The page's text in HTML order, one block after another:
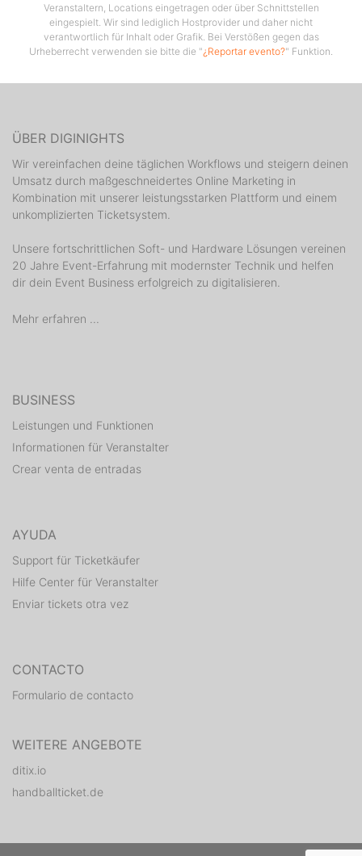
Veranstaltern, Locations eingetragen oder über Schnittstellen
eingespielt. Wir sind lediglich Hostprovider und daher nicht
verantwortlich für Inhalt oder Grafik. Bei Verstößen gegen das
Urheberrecht verwenden sie bitte die "¿Reportar evento?" Funktion.
ÜBER DIGINIGHTS
Wir vereinfachen deine täglichen Workflows und steigern deinen
Umsatz durch maßgeschneidertes Online Marketing in
Kombination mit unserer leistungsstarken Plattform und einem
unkomplizierten Ticketsystem.
Unsere fortschrittlichen Soft- und Hardware Lösungen vereinen
20 Jahre Event-Erfahrung mit modernster Technik und helfen
dir dein Event Business erfolgreich zu digitalisieren.
Mehr erfahren ...
BUSINESS
Leistungen und Funktionen
Informationen für Veranstalter
Crear venta de entradas
AYUDA
Support für Ticketkäufer
Hilfe Center für Veranstalter
Enviar tickets otra vez
CONTACTO
Formulario de contacto
WEITERE ANGEBOTE
ditix.io
handballticket.de